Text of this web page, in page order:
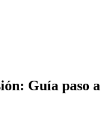
Guía paso a